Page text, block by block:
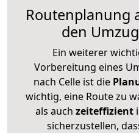
Routenplanung
den
Ein weiterer
Vorbereitung eines
nach Celle ist die
wichtig, eine Route zu
als auch zeiteffizient
sicherzustellen,